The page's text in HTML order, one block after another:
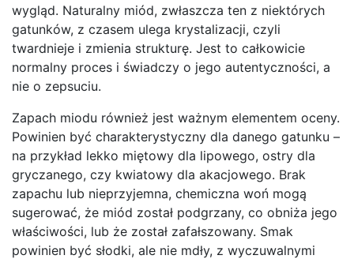
wygląd. Naturalny miód, zwłaszcza ten z niektórych
gatunków, z czasem ulega krystalizacji, czyli
twardnieje i zmienia strukturę. Jest to całkowicie
normalny proces i świadczy o jego autentyczności, a
nie o zepsuciu.
Zapach miodu również jest ważnym elementem oceny.
Powinien być charakterystyczny dla danego gatunku –
na przykład lekko miętowy dla lipowego, ostry dla
gryczanego, czy kwiatowy dla akacjowego. Brak
zapachu lub nieprzyjemna, chemiczna woń mogą
sugerować, że miód został podgrzany, co obniża jego
właściwości, lub że został zafałszowany. Smak
powinien być słodki, ale nie mdły, z wyczuwalnymi